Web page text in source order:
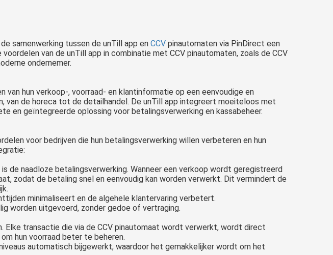
samenwerking tussen de unTill app en CCV pinautomaten via PinDirect een
van de unTill app in combinatie met CCV pinautomaten, zoals de CCV
ondernemer.
hun verkoop-, voorraad- en klantinformatie op een eenvoudige en
de horeca tot de detailhandel. De unTill app integreert moeiteloos met
en geïntegreerde oplossing voor betalingsverwerking en kassabeheer.
voor bedrijven die hun betalingsverwerking willen verbeteren en hun
de naadloze betalingsverwerking. Wanneer een verkoop wordt geregistreerd
zodat de betaling snel en eenvoudig kan worden verwerkt. Dit vermindert de
minimaliseert en de algehele klantervaring verbetert.
worden uitgevoerd, zonder gedoe of vertraging.
Elke transactie die via de CCV pinautomaat wordt verwerkt, wordt direct
hun voorraad beter te beheren.
automatisch bijgewerkt, waardoor het gemakkelijker wordt om het